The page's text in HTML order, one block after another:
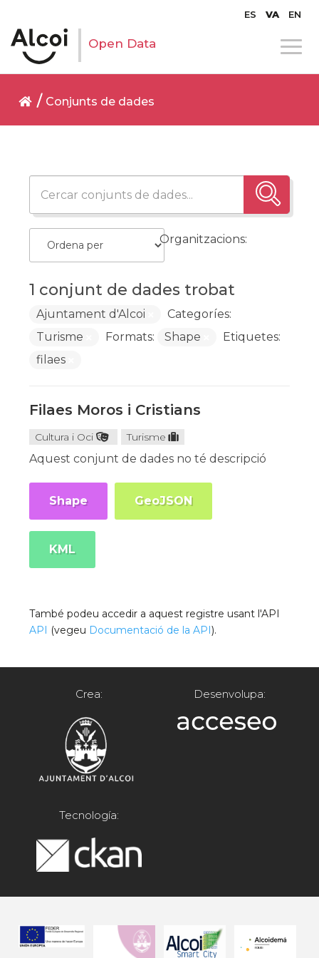
ES VA EN
Open Data
Conjunts de dades
1 conjunt de dades trobat
Organitzacions:
Ajuntament d'Alcoi
Categoríes:
Turisme
Formats: Shape
Etiquetes:
filaes
Filaes Moros i Cristians
Cultura i Oci Turisme
Aquest conjunt de dades no té descripció
Shape GeoJSON
KML
També podeu accedir a aquest registre usant l'API
API (vegeu Documentació de la API).
Crea: Desenvolupa:
Tecnología: